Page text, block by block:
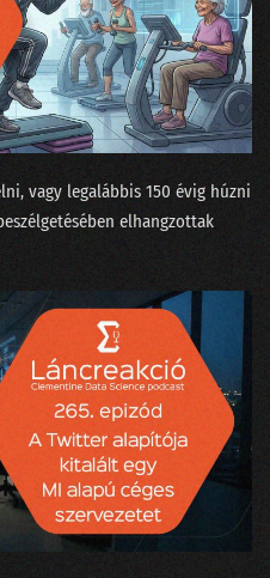
210 - Olajcsere nélkül a fekete doboz is tönremegy
209 - Tényleg a nagy nyelvi modell okozza majd a klímakatasztrófát?
és a ChatGPT
ChatGPT?
izgalmas az élete
hallucinogén!
AI alapú?
201 - Pillanatfelvétel az ChatGPT nevű csatatérről
200 - Az elmúlt kétszáz adás legnagyobb megfejtései egy helyen!
199 - Baráti szárnyasokkal Kína ellen avagy harci repülés az AI korában
vagy legalábbis 150 évig húzni
elhangzottak